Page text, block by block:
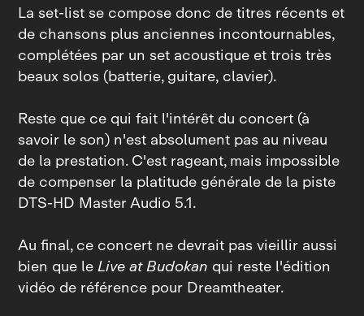
La set‑list se compose donc de titres récents et
de chansons plus anciennes incontournables,
complétées par un set acoustique et trois très
beaux solos (batterie, guitare, clavier).
Reste que ce qui fait l'intérêt du concert (à
savoir le son) n'est absolument pas au niveau
de la prestation. C'est rageant, mais impossible
de compenser la platitude générale de la piste
DTS-HD Master Audio 5.1.
Au final, ce concert ne devrait pas vieillir aussi
bien que leLive at Budokan qui reste l'édition
vidéo de référence pour Dreamtheater.